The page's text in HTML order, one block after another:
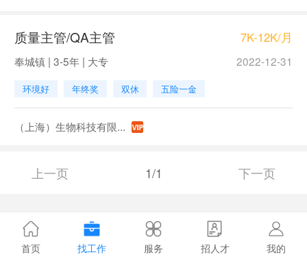
质量主管/QA主管 7K-12K/月
奉城镇 | 3-5年 | 大专 2022-12-31
环境好 年终奖 双休 五险一金
（上海）生物科技有限...
上一页 1/1 下一页
首页 找工作 服务 招人才 我的